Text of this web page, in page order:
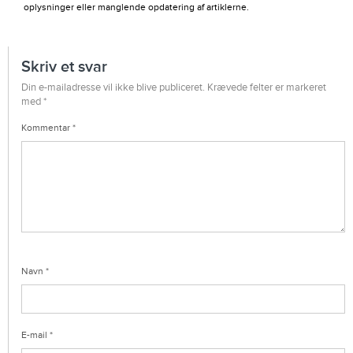
oplysninger eller manglende opdatering af artiklerne.
Skriv et svar
Din e-mailadresse vil ikke blive publiceret. Krævede felter er markeret
med*
Kommentar *
Navn *
E-mail *